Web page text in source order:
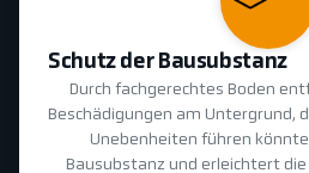
Schutz der Bausubstanz
Durch fachgerechtes Boden
Beschädigungen am Untergrund,
Unebenheiten führen
Bausubstanz und erleichtert